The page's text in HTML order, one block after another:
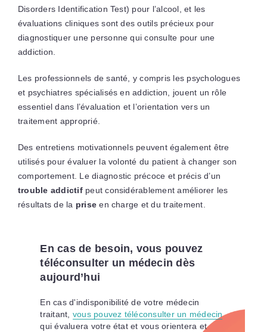
Disorders Identification Test) pour l’alcool, et les
évaluations cliniques sont des outils précieux pour
diagnostiquer une personne qui consulte pour une
addiction.
Les professionnels de santé, y compris les psychologues
et psychiatres spécialisés en addiction, jouent un rôle
essentiel dans l’évaluation et l’orientation vers un
traitement approprié.
Des entretiens motivationnels peuvent également être
utilisés pour évaluer la volonté du patient à changer son
comportement. Le diagnostic précoce et précis d’un
trouble addictifpeut considérablement améliorer les
résultats de la prise en charge et du traitement.
En cas de besoin, vous pouvez
téléconsulter un médecin dès
aujourd’hui
En cas d'indisponibilité de votre médecin
traitant, vous pouvez téléconsulter un médecin
qui évaluera votre état et vous orientera et